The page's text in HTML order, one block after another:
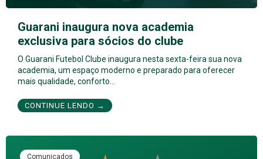
Guarani inaugura nova academia
exclusiva para sócios do clube
O Guarani Futebol Clube inaugura nesta sexta-feira sua nova
academia, um espaço moderno e preparado para oferecer
mais qualidade, conforto…
CONTINUE LENDO →
Comunicados